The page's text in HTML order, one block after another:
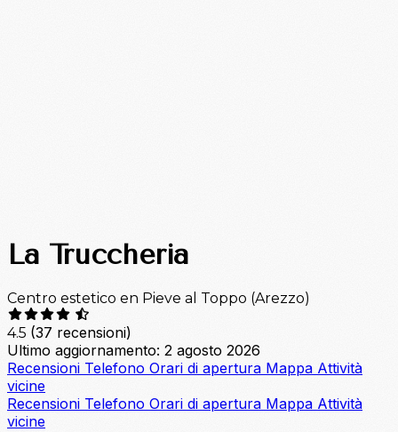
La Truccheria
Centro estetico en Pieve al Toppo (Arezzo)
4.5 (37 recensioni)
Ultimo aggiornamento: 2 agosto 2026
Recensioni Telefono Orari di apertura Mappa Attività
vicine
Recensioni Telefono Orari di apertura Mappa Attività
vicine